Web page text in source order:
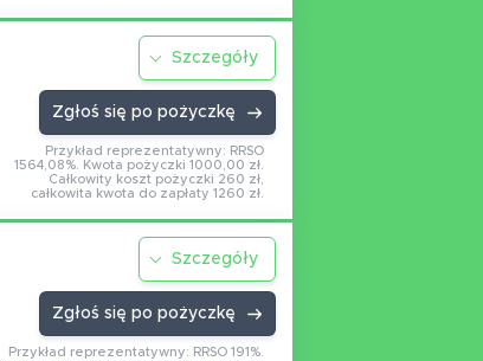
Szczegóły
Zgłoś się po pożyczkę
Przykład reprezentatywny: RRSO
1564,08%. Kwota pożyczki 1000,00 zł.
Całkowity koszt pożyczki 260 zł,
całkowita kwota do zapłaty 1260 zł.
Szczegóły
Zgłoś się po pożyczkę
Przykład reprezentatywny: RRSO 191%.